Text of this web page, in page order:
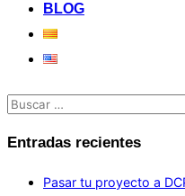
BLOG
Buscar:
Entradas recientes
Pasar tu proyecto a